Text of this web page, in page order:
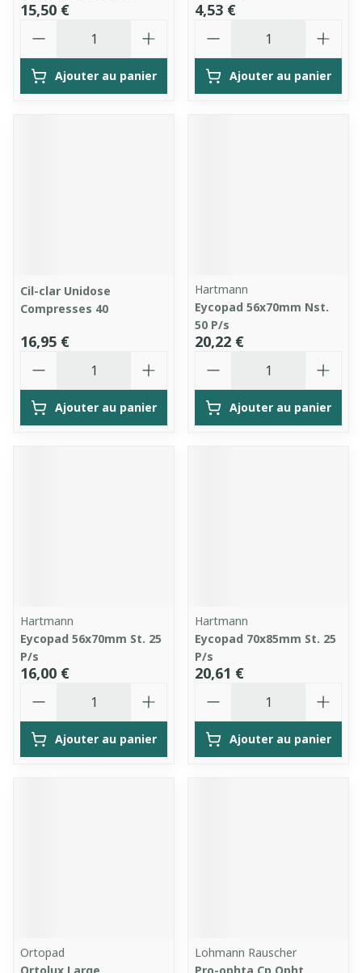
15,50 €
Ajouter au panier
4,53 €
Ajouter au panier
Cil-clar Unidose
Compresses 40
16,95 €
Ajouter au panier
Hartmann
Eycopad 56x70mm Nst.
50 P/s
20,22 €
Ajouter au panier
Hartmann
Eycopad 56x70mm St. 25
P/s
16,00 €
Ajouter au panier
Hartmann
Eycopad 70x85mm St. 25
P/s
20,61 €
Ajouter au panier
Ortopad
Lohmann Rauscher